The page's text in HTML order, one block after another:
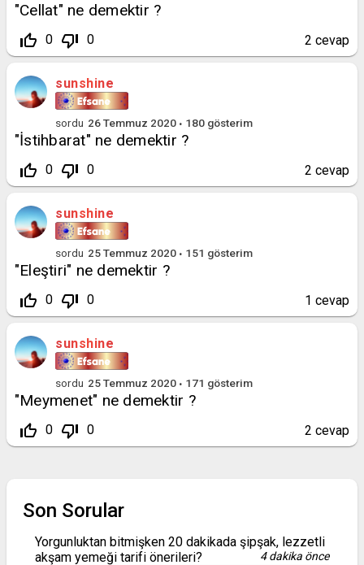
"Cellat" ne demektir ?
thumb_up_off_alt 0 thumb_down_off_alt 0 2 cevap
sunshine
sordu 26 Temmuz 2020 180 gösterim
"İstihbarat" ne demektir ?
thumb_up_off_alt 0 thumb_down_off_alt 0 2 cevap
sunshine
sordu 25 Temmuz 2020 151 gösterim
"Eleştiri" ne demektir ?
thumb_up_off_alt 0 thumb_down_off_alt 0 1 cevap
sunshine
sordu 25 Temmuz 2020 171 gösterim
"Meymenet" ne demektir ?
thumb_up_off_alt 0 thumb_down_off_alt 0 2 cevap
Son Sorular
Yorgunluktan bitmişken 20 dakikada şipşak, lezzetli
akşam yemeği tarifi önerileri?
4 dakika önce